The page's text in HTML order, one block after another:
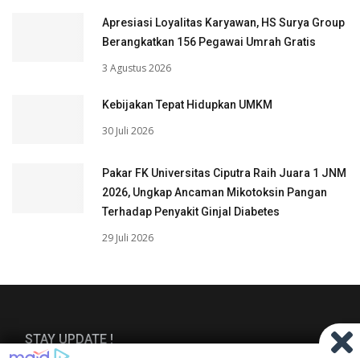
Apresiasi Loyalitas Karyawan, HS Surya Group
Berangkatkan 156 Pegawai Umrah Gratis
3 Agustus 2026
Kebijakan Tepat Hidupkan UMKM
30 Juli 2026
Pakar FK Universitas Ciputra Raih Juara 1 JNM
2026, Ungkap Ancaman Mikotoksin Pangan
Terhadap Penyakit Ginjal Diabetes
29 Juli 2026
STAY UPDATE !